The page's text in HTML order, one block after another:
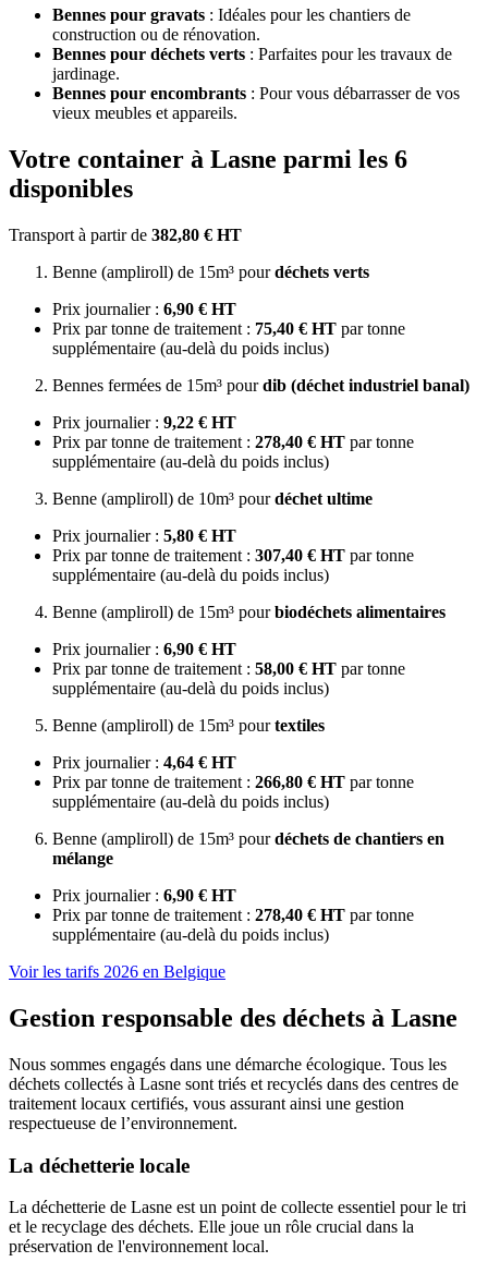
Bennes pour gravats : Idéales pour les chantiers de
construction ou de rénovation.
Bennes pour déchets verts : Parfaites pour les travaux de
jardinage.
Bennes pour encombrants : Pour vous débarrasser de vos
vieux meubles et appareils.
Votre container à Lasne parmi les 6
disponibles
Transport à partir de 382,80 € HT
Benne (ampliroll) de 15m³ pourdéchets verts
Prix journalier : 6,90 € HT
Prix par tonne de traitement : 75,40 € HT par tonne
supplémentaire (au-delà du poids inclus)
Bennes fermées de 15m³ pourdib (déchet industriel banal)
Prix journalier : 9,22 € HT
Prix par tonne de traitement : 278,40 € HT par tonne
supplémentaire (au-delà du poids inclus)
Benne (ampliroll) de 10m³ pourdéchet ultime
Prix journalier : 5,80 € HT
Prix par tonne de traitement : 307,40 € HT par tonne
supplémentaire (au-delà du poids inclus)
Benne (ampliroll) de 15m³ pourbiodéchets alimentaires
Prix journalier : 6,90 € HT
Prix par tonne de traitement : 58,00 € HT par tonne
supplémentaire (au-delà du poids inclus)
Benne (ampliroll) de 15m³ pourtextiles
Prix journalier : 4,64 € HT
Prix par tonne de traitement : 266,80 € HT par tonne
supplémentaire (au-delà du poids inclus)
Benne (ampliroll) de 15m³ pourdéchets de chantiers en
mélange
Prix journalier : 6,90 € HT
Prix par tonne de traitement : 278,40 € HT par tonne
supplémentaire (au-delà du poids inclus)
Voir les tarifs 2026 en Belgique
Gestion responsable des déchets à Lasne
Nous sommes engagés dans une démarche écologique. Tous les
déchets collectés à Lasne sont triés et recyclés dans des centres de
traitement locaux certifiés, vous assurant ainsi une gestion
respectueuse de l’environnement.
La déchetterie locale
La déchetterie de Lasne est un point de collecte essentiel pour le tri
et le recyclage des déchets. Elle joue un rôle crucial dans la
préservation de l'environnement local.